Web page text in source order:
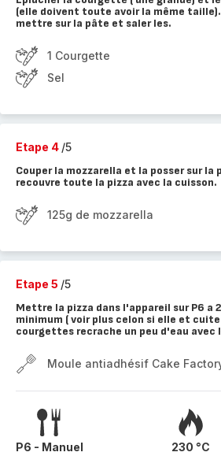
(elle doivent toute avoir la même
mettre sur la pâte et saler les.
1 Courgette
Sel
Etape 4 /5
Couper la mozzarella et la posser sur
recouvre toute la pizza avec la cuisson.
125g de mozzarella
Etape 5 /5
Mettre la pizza dans l'appareil sur P6 a
minimum ( voir plus celon si elle et
courgettes recrache un peu d'eau avec
Moule antiadhésif Cake
P6 - Manuel 230 °C